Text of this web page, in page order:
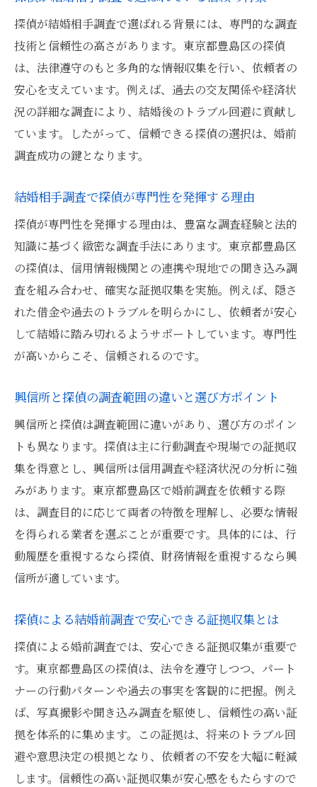
探偵が結婚相手調査で選ばれる背景には、専門的な調査
技術と信頼性の高さがあります。東京都豊島区の探偵
は、法律遵守のもと多角的な情報収集を行い、依頼者の
安心を支えています。例えば、過去の交友関係や経済状
況の詳細な調査により、結婚後のトラブル回避に貢献し
ています。したがって、信頼できる探偵の選択は、婚前
調査成功の鍵となります。
結婚相手調査で探偵が専門性を発揮する理由
探偵が専門性を発揮する理由は、豊富な調査経験と法的
知識に基づく緻密な調査手法にあります。東京都豊島区
の探偵は、信用情報機関との連携や現地での聞き込み調
査を組み合わせ、確実な証拠収集を実施。例えば、隠さ
れた借金や過去のトラブルを明らかにし、依頼者が安心
して結婚に踏み切れるようサポートしています。専門性
が高いからこそ、信頼されるのです。
興信所と探偵の調査範囲の違いと選び方ポイント
興信所と探偵は調査範囲に違いがあり、選び方のポイン
トも異なります。探偵は主に行動調査や現場での証拠収
集を得意とし、興信所は信用調査や経済状況の分析に強
みがあります。東京都豊島区で婚前調査を依頼する際
は、調査目的に応じて両者の特徴を理解し、必要な情報
を得られる業者を選ぶことが重要です。具体的には、行
動履歴を重視するなら探偵、財務情報を重視するなら興
信所が適しています。
探偵による結婚前調査で安心できる証拠収集とは
探偵による婚前調査では、安心できる証拠収集が重要で
す。東京都豊島区の探偵は、法令を遵守しつつ、パート
ナーの行動パターンや過去の事実を客観的に把握。例え
ば、写真撮影や聞き込み調査を駆使し、信頼性の高い証
拠を体系的に集めます。この証拠は、将来のトラブル回
避や意思決定の根拠となり、依頼者の不安を大幅に軽減
します。信頼性の高い証拠収集が安心感をもたらすので